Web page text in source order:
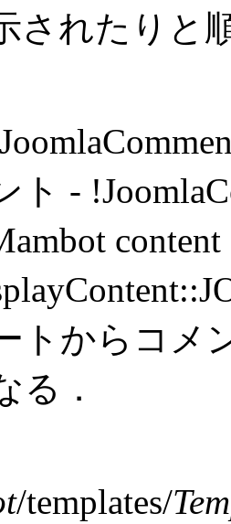
されたりと
ト -
トからコメ
る．
/templates/